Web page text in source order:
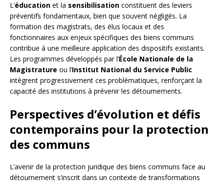
L’éducation et la sensibilisation constituent des leviers
préventifs fondamentaux, bien que souvent négligés. La
formation des magistrats, des élus locaux et des
fonctionnaires aux enjeux spécifiques des biens communs
contribue à une meilleure application des dispositifs existants.
Les programmes développés par l’École Nationale de la
Magistrature ou l’Institut National du Service Public
intègrent progressivement ces problématiques, renforçant la
capacité des institutions à prévenir les détournements.
Perspectives d’évolution et défis
contemporains pour la protection
des communs
L’avenir de la protection juridique des biens communs face au
détournement s’inscrit dans un contexte de transformations